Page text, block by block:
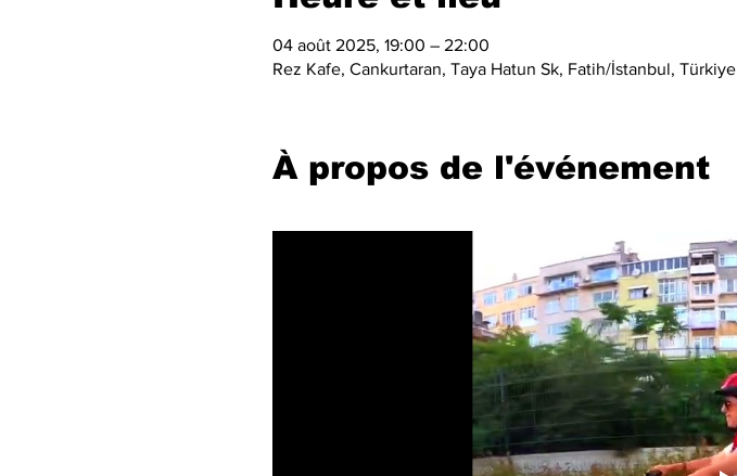
04 août 2025, 19:00 – 22:00
Rez Kafe, Cankurtaran, Taya Hatun Sk, Fatih/İstanbul, Türkiye
À propos de l'événement